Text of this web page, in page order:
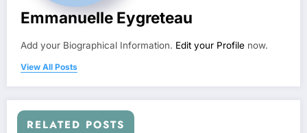
Emmanuelle Eygreteau
Add your Biographical Information. Edit your Profile now.
View All Posts
RELATED POSTS